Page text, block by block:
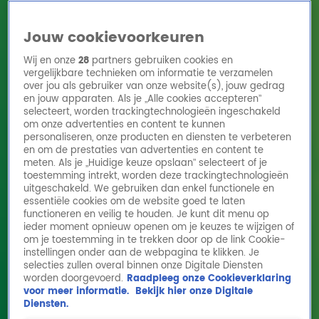
HomeActiesRadioshows DJ'sRadio 10 zendersHitlijsten
Radio luisteren
Volg Radio 10
Zoeken
HomeOnline Radio LuisterenActiesShowsAlle zenders
Passenger - Let Her Go live @ Ekdom in de
Morgen
24 nov 2023, 08:55
Jouw cookievoorkeuren
Wij en onze28 partners gebruiken cookies en
vergelijkbare technieken om informatie te verzamelen
over jou als gebruiker van onze website(s), jouw gedrag
en jouw apparaten. Als je „Alle cookies accepteren”
selecteert, worden trackingtechnologieën ingeschakeld
om onze advertenties en content te kunnen
personaliseren, onze producten en diensten te verbeteren
en om de prestaties van advertenties en content te
meten. Als je „Huidige keuze opslaan” selecteert of je
toestemming intrekt, worden deze trackingtechnologieën
uitgeschakeld. We gebruiken dan enkel functionele en
essentiële cookies om de website goed te laten
functioneren en veilig te houden. Je kunt dit menu op
ieder moment opnieuw openen om je keuzes te wijzigen of
om je toestemming in te trekken door op de link Cookie-
instellingen onder aan de webpagina te klikken. Je
selecties zullen overal binnen onze Digitale Diensten
worden doorgevoerd. Raadpleeg onze Cookieverklaring
voor meer informatie. Bekijk hier onze Digitale
Diensten.